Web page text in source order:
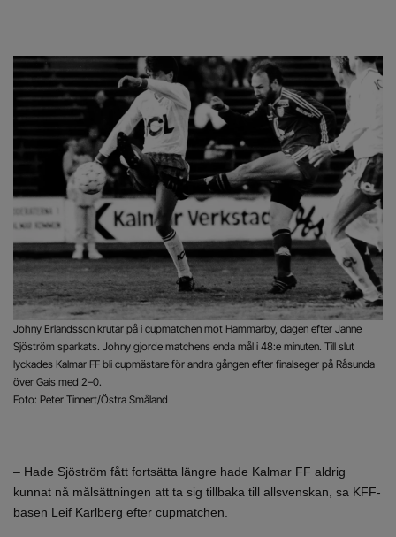
Johny Erlandsson krutar på i cupmatchen mot Hammarby, dagen efter Janne
Sjöström sparkats. Johny gjorde matchens enda mål i 48:e minuten. Till slut
lyckades Kalmar FF bli cupmästare för andra gången efter finalseger på Råsunda
över Gais med 2–0.
Foto: Peter Tinnert/Östra Småland
– Hade Sjöström fått fortsätta längre hade Kalmar FF aldrig
kunnat nå målsättningen att ta sig tillbaka till allsvenskan, sa KFF-
basen Leif Karlberg efter cupmatchen.